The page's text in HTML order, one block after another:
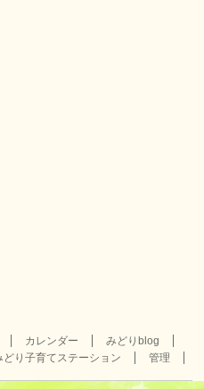
カレンダー
みどりblog
どり子育てステーション 管理